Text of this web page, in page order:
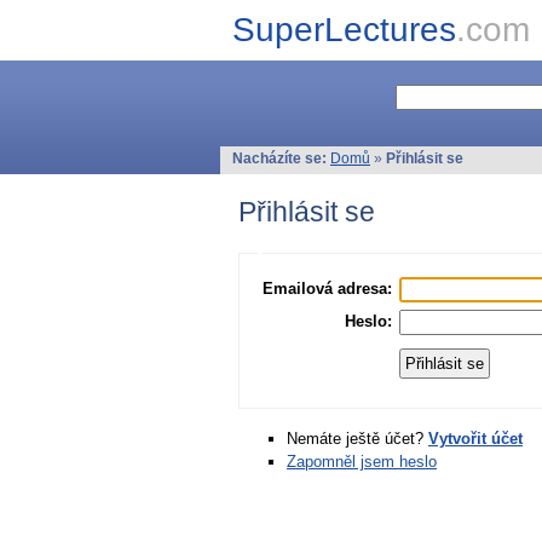
SuperLectures.com
Nacházíte se: Domů » Přihlásit se
Přihlásit se
Emailová adresa:
Heslo:
Nemáte ještě účet? Vytvořit účet
Zapomněl jsem heslo